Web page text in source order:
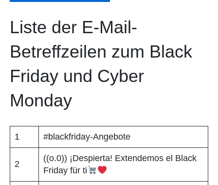
Liste der E-Mail-
Betreffzeilen zum Black
Friday und Cyber
Monday
1 #blackfriday-Angebote
2
((o.0)) ¡Despierta! Extendemos el Black
Friday für ti